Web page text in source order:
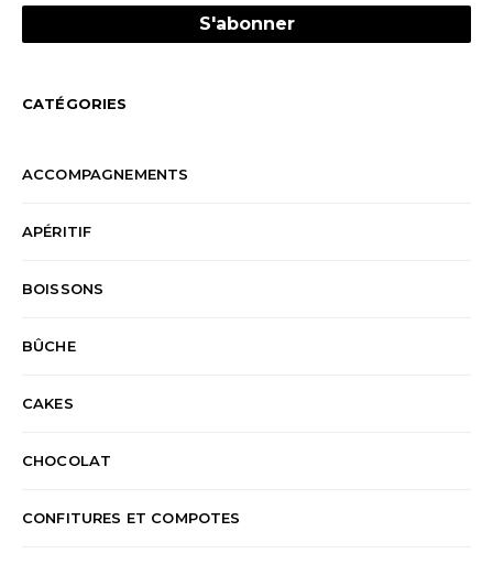
CATÉGORIES
ACCOMPAGNEMENTS
APÉRITIF
BOISSONS
BÛCHE
CAKES
CHOCOLAT
CONFITURES ET COMPOTES